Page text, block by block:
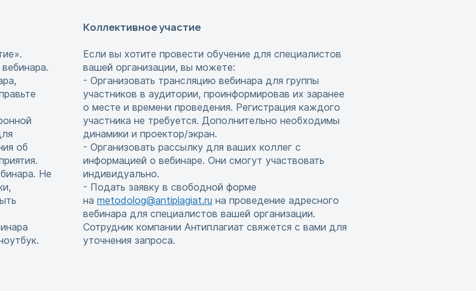
об
Не
Коллективное участие
Если вы хотите провести обучение для специалистов
вашей организации, вы можете:
- Организовать трансляцию вебинара для группы
участников в аудитории, проинформировав их заранее
о месте и времени проведения. Регистрация каждого
участника не требуется. Дополнительно необходимы
динамики и проектор/экран.
- Организовать рассылку для ваших коллег с
информацией о вебинаре. Они смогут участвовать
индивидуально.
- Подать заявку в свободной форме
на metodolog@antiplagiat.ru на проведение адресного
вебинара для специалистов вашей организации.
Сотрудник компании Антиплагиат свяжется с вами для
уточнения запроса.